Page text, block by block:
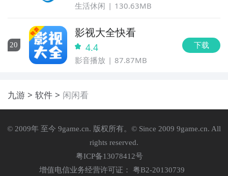
生活休闲 130.63MB
20
影视大全快看
4.4
影音播放 87.87MB
下载
九游 软件 闲闲看
© 2009年 至今 9game.cn. 版权所有。© Since 2009 9game.cn. All
rights reserved.
粤ICP备13078412号
增值电信业务经营许可证： 粤B2-20130739